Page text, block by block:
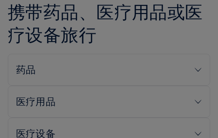
携带药品、医疗用品或医
疗设备旅行